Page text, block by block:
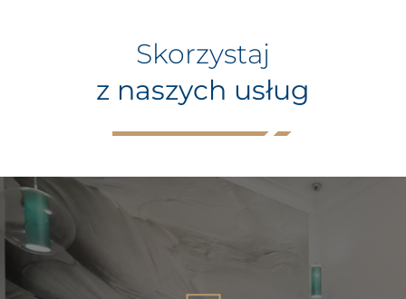
Skorzystaj
z naszych usług